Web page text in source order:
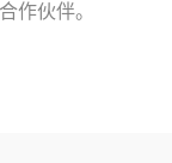
作伙伴。